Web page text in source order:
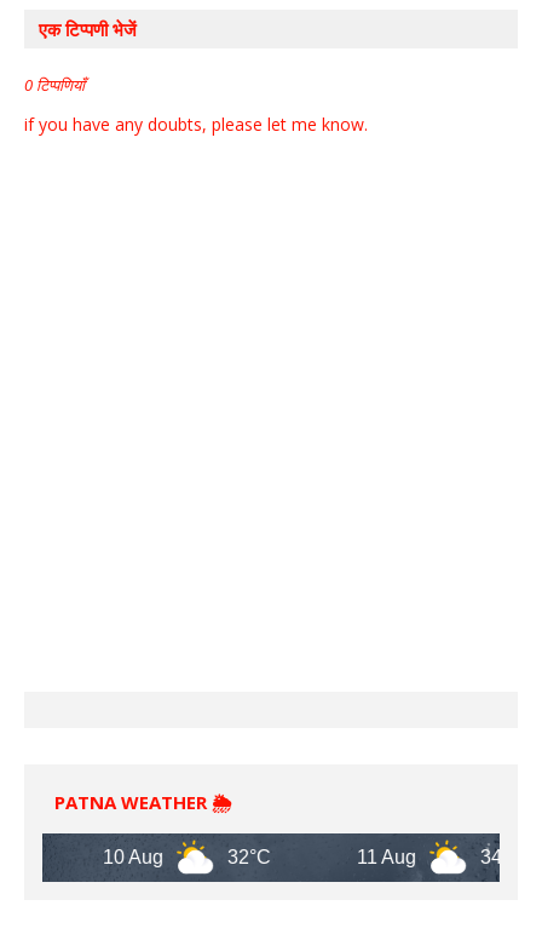
एक टिप्पणी भेजें
0 टिप्पणियाँ
if you have any doubts, please let me know.
PATNA WEATHER 🌦️
10 Aug 32°C 11 Aug 34°C